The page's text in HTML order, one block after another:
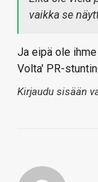
vaikka se
Ja eipä ole
Volta' PR-
Kirjaudu sisään